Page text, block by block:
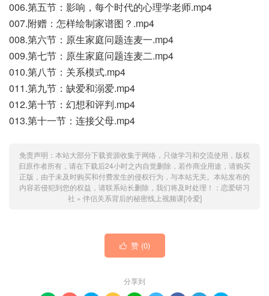
006.第五节：影响，每个时代的心理学老师.mp4
007.附赠：怎样绘制家谱图？.mp4
008.第六节：原生家庭问题连麦一.mp4
009.第七节：原生家庭问题连麦二.mp4
010.第八节：关系模式.mp4
011.第九节：缺爱和溺爱.mp4
012.第十节：幻想和评判.mp4
013.第十一节：连接父母.mp4
免责声明：本站大部分下载资源收集于网络，只做学习和交流使用，版权
归原作者所有，请在下载后24小时之内自觉删除，若作商业用途，请购买
正版，由于未及时购买和付费发生的侵权行为，与本站无关。本站发布的
内容若侵犯到您的权益，请联系站长删除，我们将及时处理！： 恋爱研习
社 » 伴侣关系背后的秘密线上视频课[冷爱]
 赞 (0)
分享到